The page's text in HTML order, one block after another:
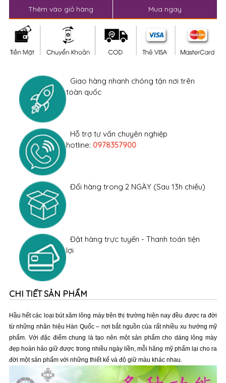
Thêm vào giỏ hàng Mua ngay
Giao hàng nhanh chóng tận nơi trên
toàn quốc
Hỗ trợ tư vấn chuyên nghiệp
hotline: 0978357900
Đổi hàng trong 2 NGÀY (Sau 13h chiều)
Đặt hàng trực tuyến - Thanh toán tiện
lợi
CHI TIẾT SẢN PHẨM
Hầu hết các loại bút xăm lông mày trên thị trường hiện nay đều được ra đời
từ những nhãn hiệu Hàn Quốc – nơi bắt nguồn của rất nhiều xu hướng mỹ
phẩm. Với đặc điểm chung là tạo nên một sản phẩm cho dáng lông mày
đẹp hoàn hảo giữ được trong nhiều ngày liền, mỗi hãng mỹ phẩm lại cho ra
đời một sản phẩm với những thiết kế và độ giữ màu khác nhau.